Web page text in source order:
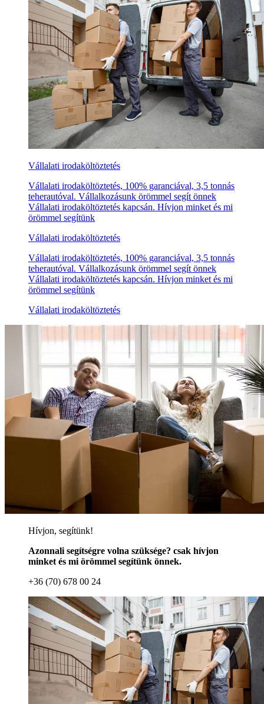
Vállalati irodaköltöztetés
Vállalati irodaköltöztetés, 100% garanciával, 3,5 tonnás
teherautóval. Vállalkozásunk örömmel segít önnek
Vállalati irodaköltöztetés kapcsán. Hívjon minket és mi
örömmel segítünk
Vállalati irodaköltöztetés
Vállalati irodaköltöztetés, 100% garanciával, 3,5 tonnás
teherautóval. Vállalkozásunk örömmel segít önnek
Vállalati irodaköltöztetés kapcsán. Hívjon minket és mi
örömmel segítünk
Vállalati irodaköltöztetés
Hívjon, segítünk!
Azonnali segítségre volna szüksége? csak hívjon
minket és mi örömmel segítünk önnek.
+36 (70) 678 00 24